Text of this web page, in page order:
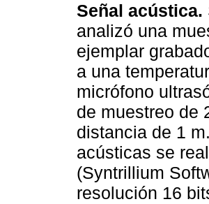
Señal acústica.
analizó una
ejemplar
a una
micrófono
de muestreo de
distancia de 1
acústicas se
(Syntrillium
resolución 16